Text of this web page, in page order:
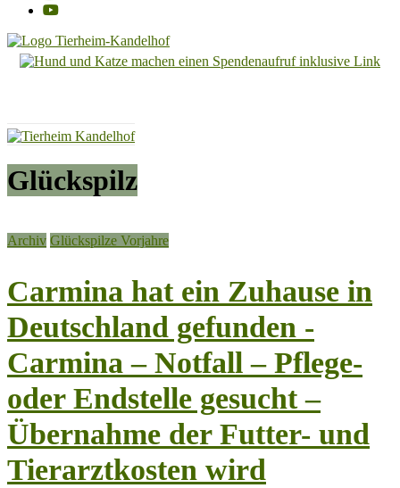
Tierheim
Hoffnung
für
Tiere
Glückspilz
Archiv Glückspilze Vorjahre
Carmina hat ein Zuhause in
Deutschland gefunden -
Carmina – Notfall – Pflege-
oder Endstelle gesucht –
Übernahme der Futter- und
Tierarztkosten wird